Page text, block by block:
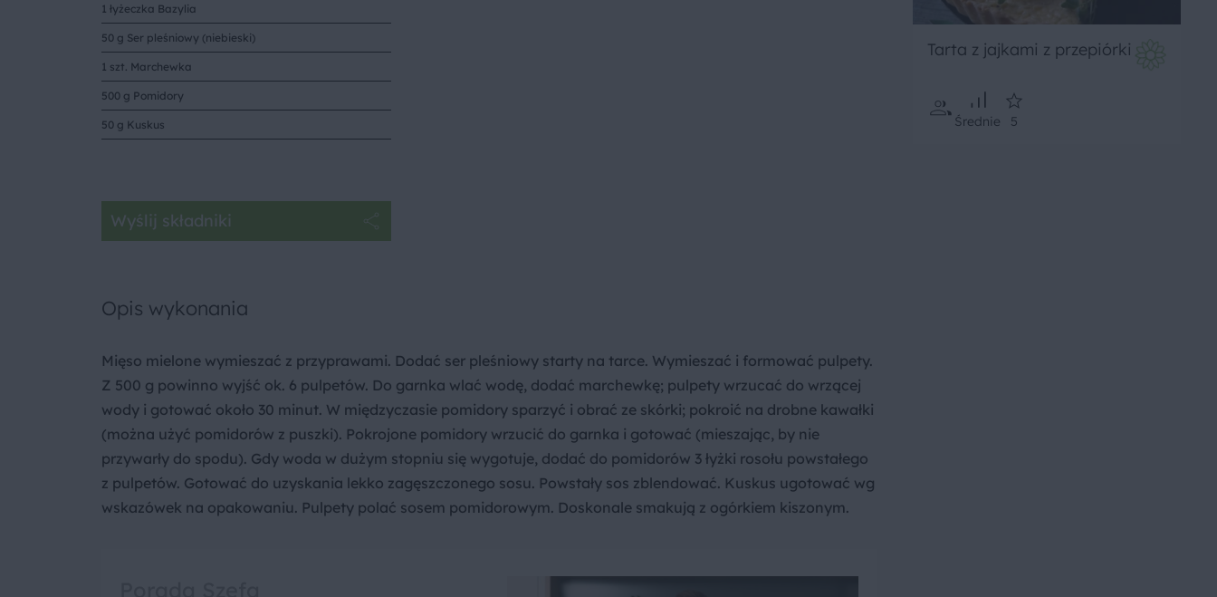
1 łyżeczka Bazylia
50 g Ser pleśniowy (niebieski)
1 szt. Marchewka
500 g Pomidory
50 g Kuskus
Wyślij składniki
Opis wykonania
Mięso mielone wymieszać z przyprawami. Dodać ser pleśniowy starty na tarce. Wymieszać i formować pulpety.
Z 500 g powinno wyjść ok. 6 pulpetów. Do garnka wlać wodę, dodać marchewkę; pulpety wrzucać do wrzącej
wody i gotować około 30 minut. W międzyczasie pomidory sparzyć i obrać ze skórki; pokroić na drobne kawałki
(można użyć pomidorów z puszki). Pokrojone pomidory wrzucić do garnka i gotować (mieszając, by nie
przywarły do spodu). Gdy woda w dużym stopniu się wygotuje, dodać do pomidorów 3 łyżki rosołu powstałego
z pulpetów. Gotować do uzyskania lekko zagęszczonego sosu. Powstały sos zblendować. Kuskus ugotować wg
wskazówek na opakowaniu. Pulpety polać sosem pomidorowym. Doskonale smakują z ogórkiem kiszonym.
Tarta z jajkami z przepiórki
Średnie 5